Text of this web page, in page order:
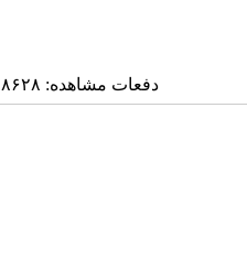
دفعات مشاهده: ۸۶۲۸ بار |